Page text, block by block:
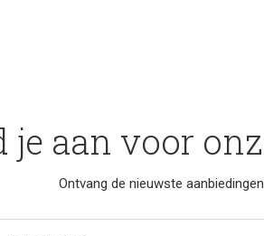
je aan voor
Ontvang de nieuwste